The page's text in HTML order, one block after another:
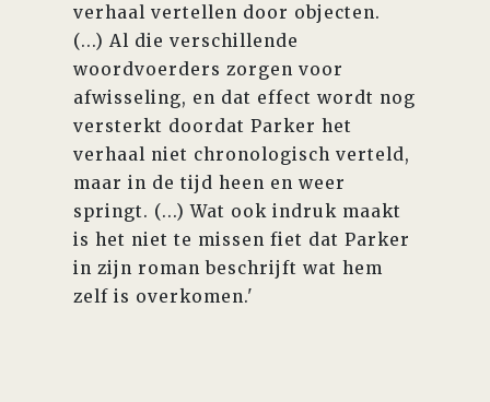
verhaal vertellen door objecten.
(...) Al die verschillende
woordvoerders zorgen voor
afwisseling, en dat effect wordt nog
versterkt doordat Parker het
verhaal niet chronologisch verteld,
maar in de tijd heen en weer
springt. (...) Wat ook indruk maakt
is het niet te missen fiet dat Parker
in zijn roman beschrijft wat hem
zelf is overkomen.'